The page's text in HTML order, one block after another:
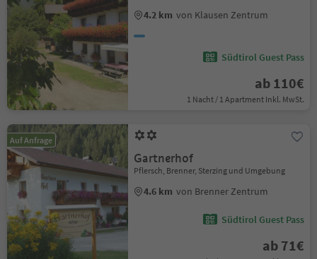
4.2 km von Klausen Zentrum
Südtirol Guest Pass
ab 110€
1 Nacht / 1 Apartment Inkl. MwSt.
Auf Anfrage
Gartnerhof
Pflersch, Brenner, Sterzing und Umgebung
4.6 km von Brenner Zentrum
Südtirol Guest Pass
ab 71€